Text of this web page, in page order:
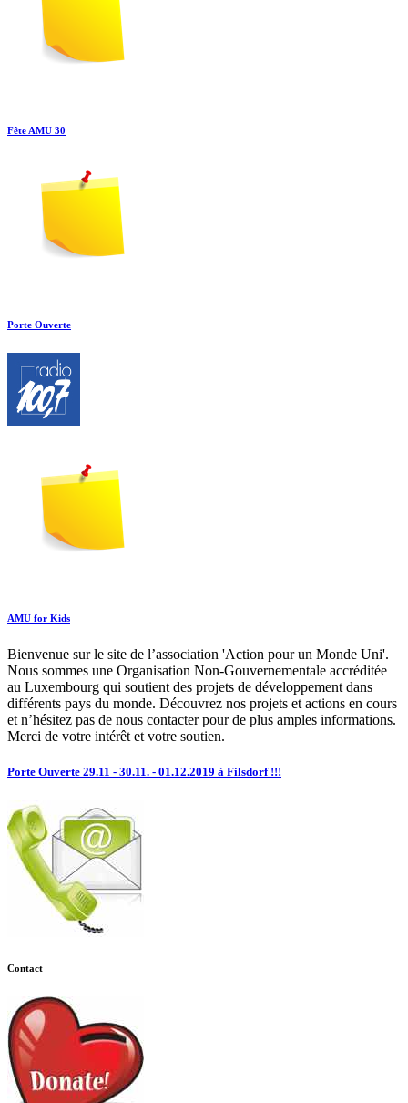
Fête AMU 30
Porte Ouverte
AMU for Kids
Bienvenue sur le site de l’association 'Action pour un Monde Uni'.
Nous sommes une Organisation Non-Gouvernementale accréditée
au Luxembourg qui soutient des projets de développement dans
différents pays du monde. Découvrez nos projets et actions en cours
et n’hésitez pas de nous contacter pour de plus amples informations.
Merci de votre intérêt et votre soutien.
Porte Ouverte 29.11 - 30.11. - 01.12.2019 à Filsdorf !!!
Contact